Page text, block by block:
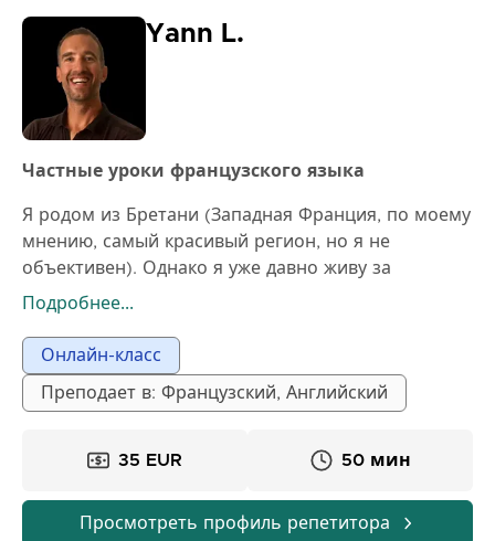
Yann L.
Частные уроки французского языка
Я родом из Бретани (Западная Франция, по моему
мнению, самый красивый регион, но я не
объективен). Однако я уже давно живу за
границей.
итальянка, и нашими двумя маленькими детьми.
Более профессиональное описание находится в
английской части ниже.
Подробнее...
Онлайн-класс
Преподает в: Французский, Английский
35 EUR 50 мин
Просмотреть профиль репетитора